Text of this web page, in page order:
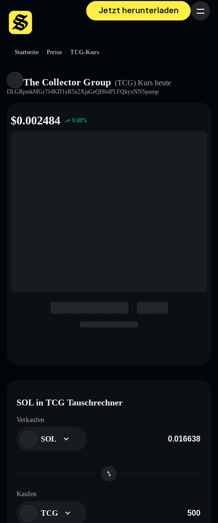
Jetzt herunterladen Menü
Startseite / Preise / TCG-Kurs
The Collector Group (TCG) Kurs heute
DLGRpmkMGr7J4KD1xR5x2XjaGeQH64PLFQkyxNNSpump
$0.002484 9.08%
SOL in TCG Tauschrechner
Verkaufen
SOL
Kaufen
TCG